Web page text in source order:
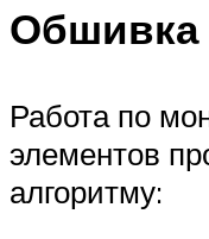
Обшивка
Работа по
элементов
алгоритму: